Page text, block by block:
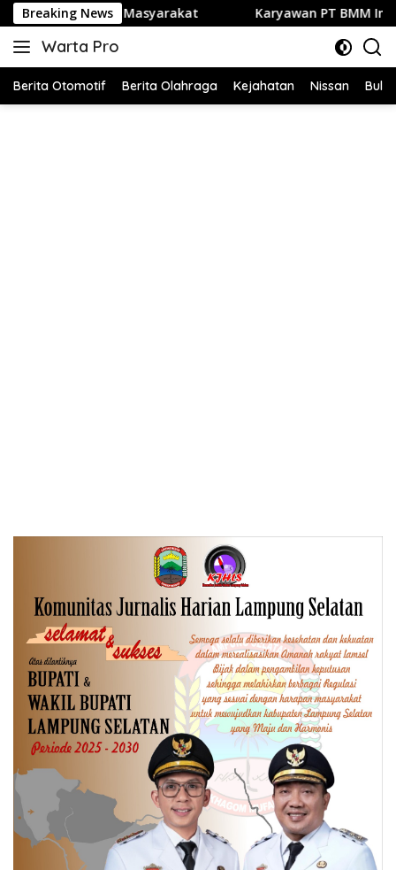
Langsung
ke
konten
Breaking News Karyawan PT BMM Inisial Li Diduga Jual
Warta Pro
Akurat
Terpercaya
Berita Otomotif Berita Olahraga Kejahatan Nissan